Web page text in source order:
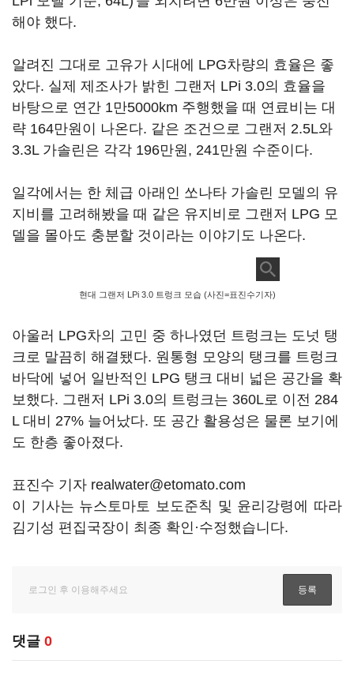
해야 했다.
알려진 그대로 고유가 시대에 LPG차량의 효율은 좋
았다. 실제 제조사가 밝힌 그랜저 LPi 3.0의 효율을
바탕으로 연간 1만5000km 주행했을 때 연료비는 대
략 164만원이 나온다. 같은 조건으로 그랜저 2.5L와
3.3L 가솔린은 각각 196만원, 241만원 수준이다.
일각에서는 한 체급 아래인 쏘나타 가솔린 모델의 유
지비를 고려해봤을 때 같은 유지비로 그랜저 LPG 모
델을 몰아도 충분할 것이라는 이야기도 나온다.
현대 그랜저 LPi 3.0 트렁크 모습 (사진=표진수기자)
아울러 LPG차의 고민 중 하나였던 트렁크는 도넛 탱
크로 말끔히 해결됐다. 원통형 모양의 탱크를 트렁크
바닥에 넣어 일반적인 LPG 탱크 대비 넓은 공간을 확
보했다. 그랜저 LPi 3.0의 트렁크는 360L로 이전 284
L 대비 27% 늘어났다. 또 공간 활용성은 물론 보기에
도 한층 좋아졌다.
표진수 기자 realwater@etomato.com
이 기사는 뉴스토마토 보도준칙 및 윤리강령에 따라
김기성 편집국장이 최종 확인·수정했습니다.
댓글 0